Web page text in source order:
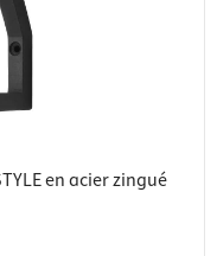
en acier zingué